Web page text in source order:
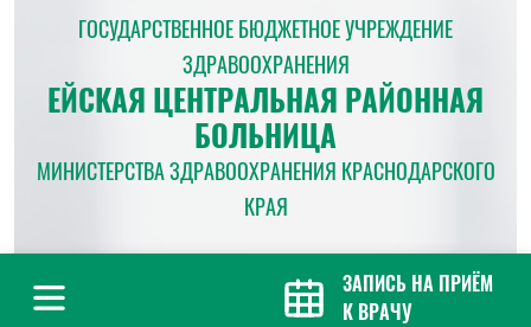
ГОСУДАРСТВЕННОЕ БЮДЖЕТНОЕ УЧРЕЖДЕНИЕ
ЗДРАВООХРАНЕНИЯ
ЕЙСКАЯ ЦЕНТРАЛЬНАЯ РАЙОННАЯ
БОЛЬНИЦА
МИНИСТЕРСТВА ЗДРАВООХРАНЕНИЯ КРАСНОДАРСКОГО
КРАЯ
ЗАПИСЬ НА ПРИЁМ
К ВРАЧУ